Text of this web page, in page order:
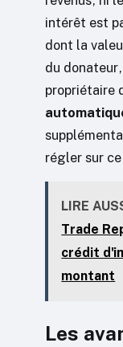
intérêt est
dont la
du
propriétaire
régler sur
LIRE
Trade
crédit
montant
Les